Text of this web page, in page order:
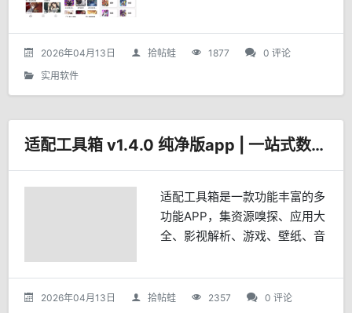
美、治愈等全品类题材。平台提
供《大奉打更人》《一人之下》
2026年04月13日 拾帖蛙 1877
0 评论
实用软件
适配工具箱 v1.4.0 纯净版app | 一站式数字生活工具箱
适配工具箱是一款功能丰富的多
功能APP，集资源嗅探、应用大
全、影视解析、游戏、壁纸、音
便捷的一站式数字生活工具。
2026年04月13日 拾帖蛙 2357
0 评论